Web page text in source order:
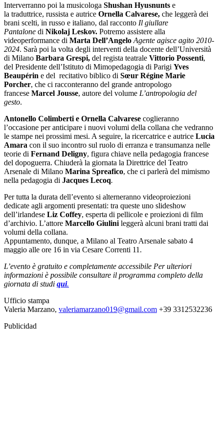
Interverranno poi la musicologa Shushan Hyusnunts e
la traduttrice, russista e autrice Ornella Calvarese, che leggerà dei
brani scelti, in russo e italiano, dal racconto Il giullare
Pantalone di Nikolaj Leskov. Potremo assistere alla
videoperformance di Marta Dell’Angelo Agente agisce agito 2010-
2024. Sarà poi la volta degli interventi della docente dell’Università
di Milano Barbara Grespi, del regista teatrale Vittorio Possenti,
del Presidente dell’Istituto di Mimopedagogia di Parigi Yves
Beaupérin e del recitativo biblico di Sœur Régine Marie
Porcher, che ci racconteranno del grande antropologo
francese Marcel Jousse, autore del volume L’antropologia del
gesto.
Antonello Colimberti e Ornella Calvarese coglieranno
l’occasione per anticipare i nuovi volumi della collana che vedranno
le stampe nei prossimi mesi. A seguire, la ricercatrice e autrice Lucia
Amara con il suo incontro sul ruolo di erranza e transumanza nelle
teorie di Fernand Deligny, figura chiave nella pedagogia francese
del dopoguerra. Chiuderà la giornata la Direttrice del Teatro
Arsenale di Milano Marina Spreafico, che ci parlerà del mimismo
nella pedagogia di Jacques Lecoq.
Per tutta la durata dell’evento si alterneranno videoproiezioni
dedicate agli argomenti presentati: tra queste uno slideshow
dell’irlandese Liz Coffey, esperta di pellicole e proiezioni di film
d’archivio. L’attore Marcello Giulini leggerà alcuni brani tratti dai
volumi della collana.
Appuntamento, dunque, a Milano al Teatro Arsenale sabato 4
maggio alle ore 16 in via Cesare Correnti 11.
L’evento è gratuito e completamente accessibile Per ulteriori
informazioni è possibile consultare il programma completo della
giornata di studi qui.
Ufficio stampa
Valeria Marzano, valeriamarzano019@gmail.com +39 3312532236
Publicidad